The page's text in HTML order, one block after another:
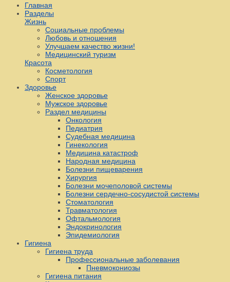
Главная
Разделы
Жизнь
Социальные проблемы
Любовь и отношения
Улучшаем качество жизни!
Медицинский туризм
Красота
Косметология
Спорт
Здоровье
Женское здоровье
Мужское здоровье
Раздел медицины
Онкология
Педиатрия
Судебная медицина
Гинекология
Медицина катастроф
Народная медицина
Болезни пищеварения
Хирургия
Болезни мочеполовой системы
Болезни сердечно-сосудистой системы
Стоматология
Травматология
Офтальмология
Эндокринология
Эпидемиология
Гигиена
Гигиена труда
Профессиональные заболевания
Пневмокониозы
Гигиена питания